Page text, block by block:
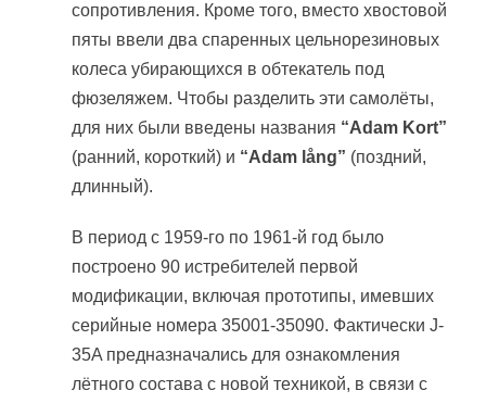
сопротивления. Кроме того, вместо хвостовой
пяты ввели два спаренных цельнорезиновых
колеса убирающихся в обтекатель под
фюзеляжем. Чтобы разделить эти самолёты,
для них были введены названия “Adam Kort”
(ранний, короткий) и “Adam lång” (поздний,
длинный).
В период с 1959-го по 1961-й год было
построено 90 истребителей первой
модификации, включая прототипы, имевших
серийные номера 35001-35090. Фактически J-
35A предназначались для ознакомления
лётного состава с новой техникой, в связи с